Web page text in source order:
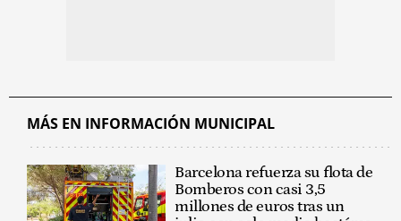
MÁS EN INFORMACIÓN MUNICIPAL
Barcelona refuerza su flota de
Bomberos con casi 3,5
millones de euros tras un